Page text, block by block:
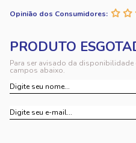
Opinião dos Consumidores:
Para ser avisado da disponibilidade
campos abaixo.